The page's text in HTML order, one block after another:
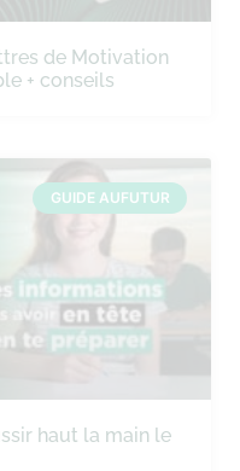
de Motivation
+ conseils
GUIDE AUFUTUR
haut la main le